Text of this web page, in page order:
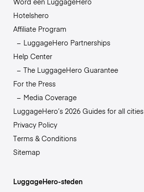
Hotelshero
Affiliate Program
LuggageHero Partnerships
Help Center
The LuggageHero Guarantee
For the Press
Media Coverage
LuggageHero’s 2026 Guides for all cities
Privacy Policy
Terms & Conditions
Sitemap
LuggageHero-steden